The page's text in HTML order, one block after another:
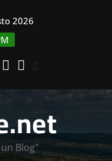
2026
Blog"